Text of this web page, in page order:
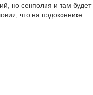
но сенполия и там будет
что на подоконнике